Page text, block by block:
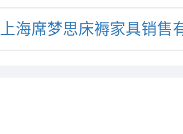
上海席梦思床褥家具销售